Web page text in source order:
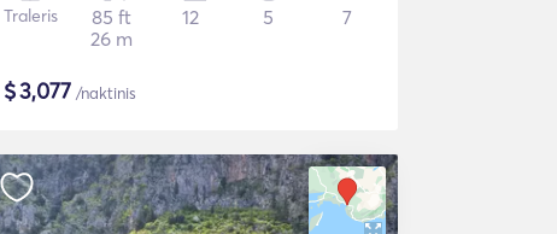
Traleris
85 ft
26 m
12 5 7
$3,077 /naktinis